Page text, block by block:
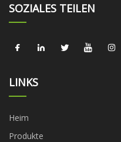
SOZIALES TEILEN
LINKS
Heim
Produkte